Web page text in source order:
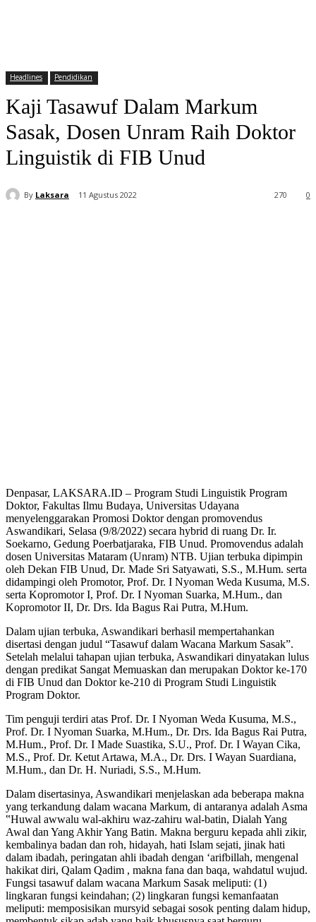
Headlines Pendidikan
Kaji Tasawuf Dalam Markum
Sasak, Dosen Unram Raih Doktor
Linguistik di FIB Unud
By Laksara 11 Agustus 2022 0
270
Denpasar, LAKSARA.ID – Program Studi Linguistik Program
Doktor, Fakultas Ilmu Budaya, Universitas Udayana
menyelenggarakan Promosi Doktor dengan promovendus
Aswandikari, Selasa (9/8/2022) secara hybrid di ruang Dr. Ir.
Soekarno, Gedung Poerbatjaraka, FIB Unud. Promovendus adalah
dosen Universitas Mataram (Unram) NTB. Ujian terbuka dipimpin
oleh Dekan FIB Unud, Dr. Made Sri Satyawati, S.S., M.Hum. serta
didampingi oleh Promotor, Prof. Dr. I Nyoman Weda Kusuma, M.S.
serta Kopromotor I, Prof. Dr. I Nyoman Suarka, M.Hum., dan
Kopromotor II, Dr. Drs. Ida Bagus Rai Putra, M.Hum.
Dalam ujian terbuka, Aswandikari berhasil mempertahankan
disertasi dengan judul “Tasawuf dalam Wacana Markum Sasak”.
Setelah melalui tahapan ujian terbuka, Aswandikari dinyatakan lulus
dengan predikat Sangat Memuaskan dan merupakan Doktor ke-170
di FIB Unud dan Doktor ke-210 di Program Studi Linguistik
Program Doktor.
Tim penguji terdiri atas Prof. Dr. I Nyoman Weda Kusuma, M.S.,
Prof. Dr. I Nyoman Suarka, M.Hum., Dr. Drs. Ida Bagus Rai Putra,
M.Hum., Prof. Dr. I Made Suastika, S.U., Prof. Dr. I Wayan Cika,
M.S., Prof. Dr. Ketut Artawa, M.A., Dr. Drs. I Wayan Suardiana,
M.Hum., dan Dr. H. Nuriadi, S.S., M.Hum.
Dalam disertasinya, Aswandikari menjelaskan ada beberapa makna
yang terkandung dalam wacana Markum, di antaranya adalah Asma
‟Huwal awwalu wal-akhiru waz-zahiru wal-batin, Dialah Yang
Awal dan Yang Akhir Yang Batin. Makna berguru kepada ahli zikir,
kembalinya badan dan roh, hidayah, hati Islam sejati, jinak hati
dalam ibadah, peringatan ahli ibadah dengan ‘arifbillah, mengenal
hakikat diri, Qalam Qadim , makna fana dan baqa, wahdatul wujud.
Fungsi tasawuf dalam wacana Markum Sasak meliputi: (1)
lingkaran fungsi keindahan; (2) lingkaran fungsi kemanfaatan
meliputi: memposisikan mursyid sebagai sosok penting dalam hidup,